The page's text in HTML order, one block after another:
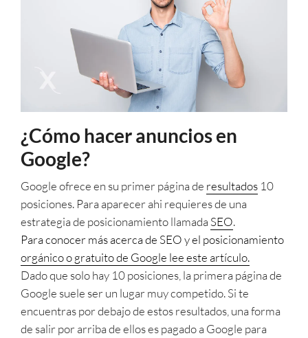
¿Cómo hacer anuncios en
Google?
Google ofrece en su primer página de resultados 10
posiciones. Para aparecer ahi requieres de una
estrategia de posicionamiento llamada SEO.
Para conocer más acerca de SEO y el posicionamiento
orgánico o gratuito de Google lee este artículo.
Dado que solo hay 10 posiciones, la primera página de
Google suele ser un lugar muy competido. Si te
encuentras por debajo de estos resultados, una forma
de salir por arriba de ellos es pagado a Google para